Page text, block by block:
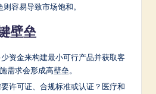
容易导致市场饱和。
壁垒
资金来构建最小可行产品并获取客
需求会形成高壁垒。
许可证、合规标准或认证？医疗和